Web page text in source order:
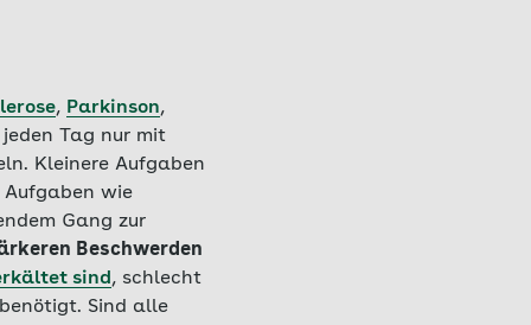
, Parkinson,
Tag nur mit
Kleinere Aufgaben
Aufgaben wie
Gang zur
Beschwerden
sind , schlecht
Sind alle